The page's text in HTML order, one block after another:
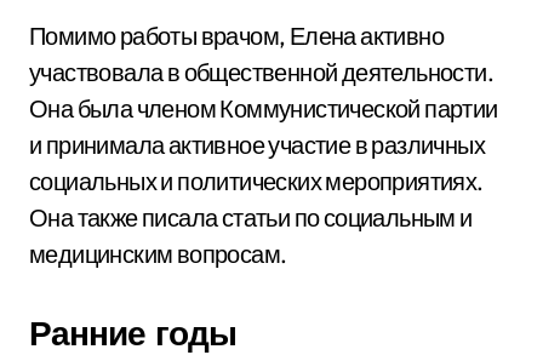
Помимо работы врачом, Елена активно
участвовала в общественной деятельности.
Она была членом Коммунистической партии
и принимала активное участие в различных
социальных и политических мероприятиях.
Она также писала статьи по социальным и
медицинским вопросам.
Ранние годы